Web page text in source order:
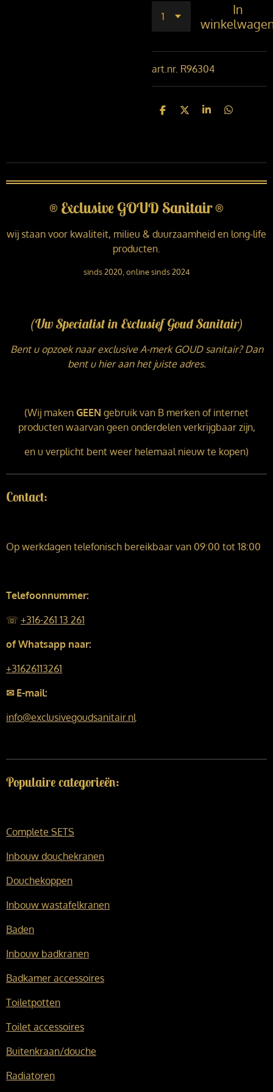
In
art.nr. R96304
D
D
S
D
® Exclusive GOUD Sanitair®
wij staan voor kwaliteit, milieu & duurzaamheid en long-life
producten.
sinds 2020, online sinds 2024
(Uw Specialist in Exclusief Goud Sanitair)
Bent u opzoek naar exclusive A-merk GOUD sanitair? Dan
bent u hier aan het juiste adres.
(Wij maken GEEN gebruik van B merken of internet
producten waarvan geen onderdelen verkrijgbaar zijn,
en u verplicht bent weer helemaal nieuw te kopen)
Contact:
Op werkdagen telefonisch bereikbaar van 09:00 tot 18:00
Telefoonnummer:
☏ +316-261 13 261
of Whatsapp naar:
+31626113261
✉ E-mail:
info@exclusivegoudsanitair.nl
Populaire categorieën:
Complete SETS
Inbouw douchekranen
Douchekoppen
Inbouw wastafelkranen
Baden
Inbouw badkranen
Badkamer accessoires
Toiletpotten
Toilet accessoires
Buitenkraan/douche
Radiatoren